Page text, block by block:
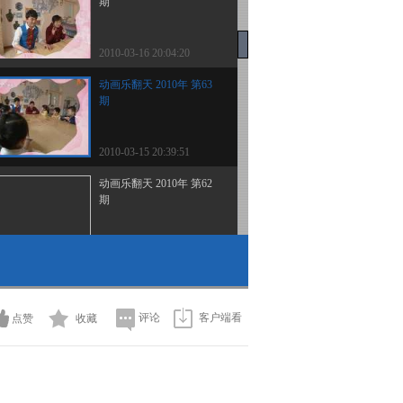
2010-03-16 20:04:20
动画乐翻天 2010年 第63
期
2010-03-15 20:39:51
动画乐翻天 2010年 第62
期
2010-03-12 20:15:06
点赞 收藏 评论 客户端看